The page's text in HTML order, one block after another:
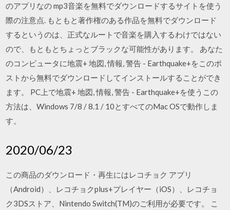
のアプリなの mp3音楽を無料でダウンロードするサイトを使う
際の注意点. もともと著作権のある作品を無料でダウンロード
するというのは、正式なルートで音楽を購入するわけではない
ので、もともとちょっとブラックな可能性があります。 あなた
のコンピュータに地震+ 地図, 情報, 警告 - Earthquake+をこのポ
ストから無料でダウンロードしてインストールすることができ
ます。 PC上で地震+ 地図, 情報, 警告 - Earthquake+を使うこの
方法は、Windows 7/8 / 8.1 / 10とすべてのMac OSで動作しま
す。
2020/06/23
この商品のダウンロード・再生にはレコチョク アプリ
（Android）、レコチョクplus+プレイヤー（iOS）、レコチョ
ク3DSストア、Nintendo Switch(TM)のご利用が必要です。 こ